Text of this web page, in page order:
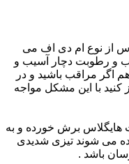
از نوع ام دی اف می
و رطوبت دچار آسیب و
اگر مراقب باشید و در
با این مشکل مواجه
برش خورده و به
می شوند تیزی شدیدی
باشد .